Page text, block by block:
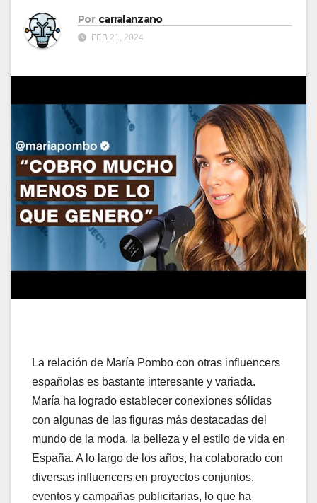
Por carralanzano
FEB 21, 2024
La relación de María Pombo con otras influencers
españolas es bastante interesante y variada.
María ha logrado establecer conexiones sólidas
con algunas de las figuras más destacadas del
mundo de la moda, la belleza y el estilo de vida en
España. A lo largo de los años, ha colaborado con
diversas influencers en proyectos conjuntos,
eventos y campañas publicitarias, lo que ha